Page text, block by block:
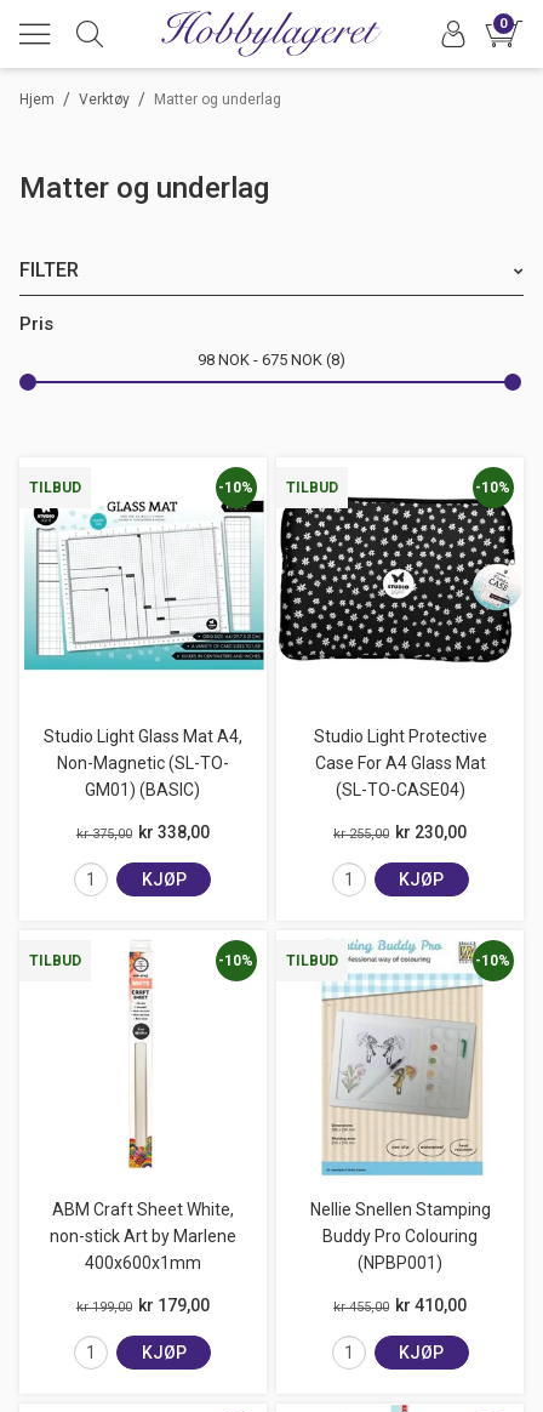
0
/
Hjem /
Verktøy Matter og underlag
Matter og underlag
FILTER
Merke
Pris
98 NOK 675 NOK 8
TILBUD
Studio Light Glass Mat A4,
Non-Magnetic (SL-TO-
GM01) (BASIC)
-10%
kr 375,00 kr 338,00
KJØP
TILBUD
Studio Light Protective
Case For A4 Glass Mat
(SL-TO-CASE04)
-10%
kr 255,00 kr 230,00
KJØP
TILBUD
ABM Craft Sheet White,
non-stick Art by Marlene
400x600x1mm
-10%
kr 199,00 kr 179,00
KJØP
TILBUD
Nellie Snellen Stamping
Buddy Pro Colouring
(NPBP001)
-10%
kr 455,00 kr 410,00
KJØP